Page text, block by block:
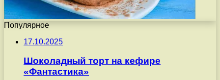
Популярное
17.10.2025
Шоколадный торт на кефире
«Фантастика»